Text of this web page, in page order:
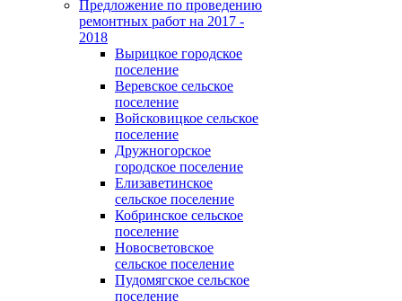
Предложение по проведению
ремонтных работ на 2017 -
2018
Вырицкое городское
поселение
Веревское сельское
поселение
Войсковицкое сельское
поселение
Дружногорское
городское поселение
Елизаветинское
сельское поселение
Кобринское сельское
поселение
Новосветовское
сельское поселение
Пудомягское сельское
поселение